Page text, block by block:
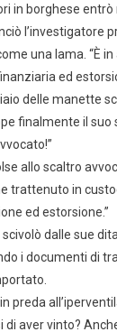
in borghese entrò
l’investigatore
una lama. “È
ed
delle manette
finalmente il suo
allo scaltro
trattenuto in
ed estorsione.”
scivolò dalle sue
i documenti di
preda
di aver vinto?